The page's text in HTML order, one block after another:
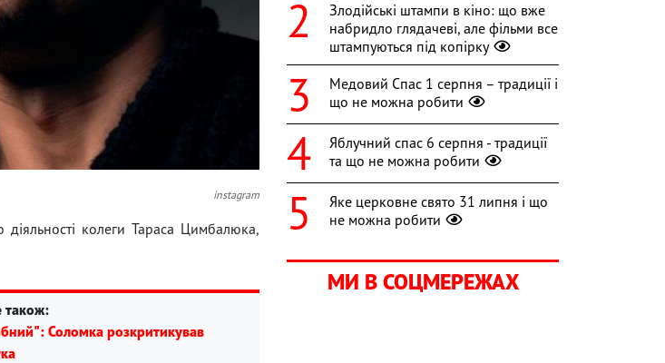
instagram
колеги Тараса Цимбалюка,
також:
Соломка розкритикував
Злодійські штампи в кіно: що вже
набридло глядачеві, але фільми все
штампуються під копірку
Медовий Спас 1 серпня – традиції і
що не можна робити
Яблучний спас 6 серпня - традиції
та що не можна робити
Яке церковне свято 31 липня і що
не можна робити
МИ В СОЦМЕРЕЖАХ